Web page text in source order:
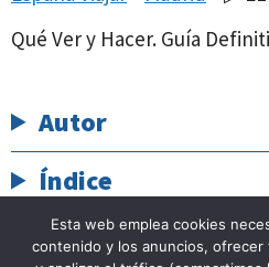
Qué Ver y Hacer. Guía
Autor
Índice
Artículos
Esta web emplea cookies
contenido y los anuncios,